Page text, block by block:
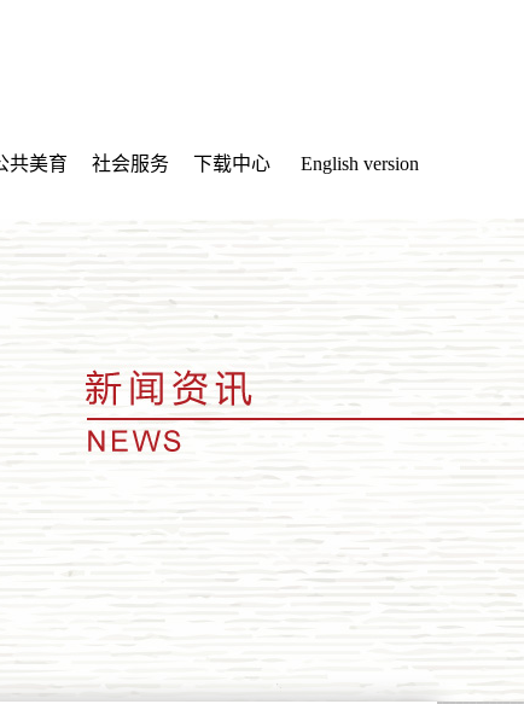
共美育 社会服务 下载中心 English version